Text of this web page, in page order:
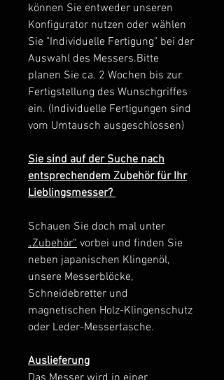
können Sie entweder unseren
Konfigurator nutzen oder wählen
Sie "Individuelle Fertigung" bei der
Auswahl des Messers.Bitte
planen Sie ca. 2 Wochen bis zur
Fertigstellung des Wunschgriffes
ein. (Individuelle Fertigungen sind
vom Umtausch ausgeschlossen)
Sie sind auf der Suche nach
entsprechendem Zubehör für Ihr
Lieblingsmesser?
Schauen Sie doch mal unter
„Zubehör“ vorbei und finden Sie
neben japanischen Klingenöl,
unsere Messerblöcke,
Schneidebretter und
magnetischen Holz-Klingenschutz
oder Leder-Messertasche.
Auslieferung